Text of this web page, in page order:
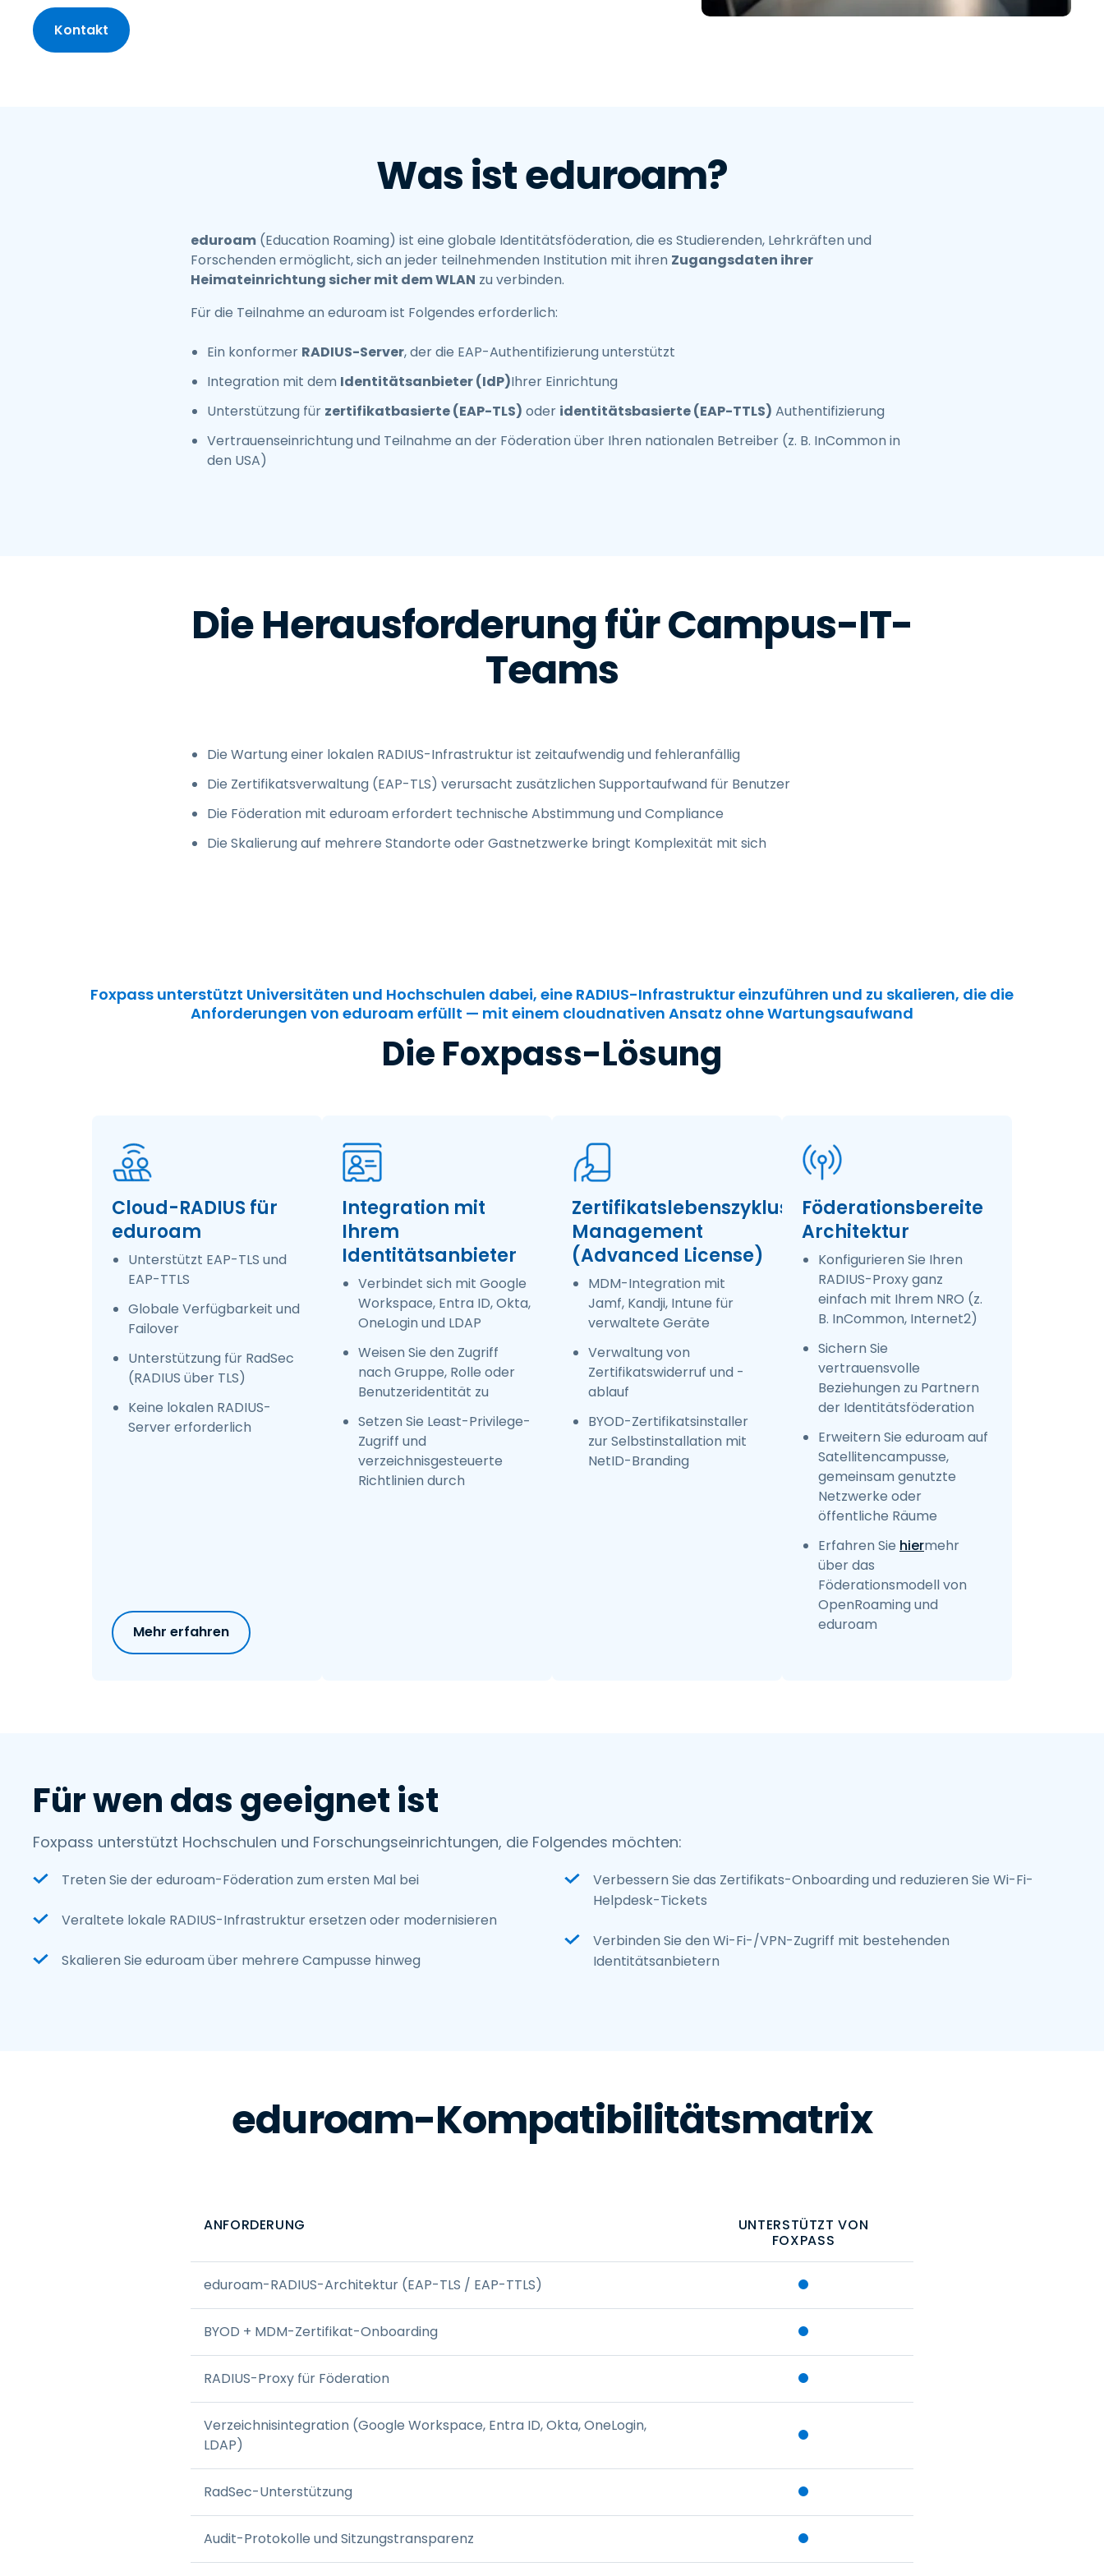
Kontakt
Was ist eduroam?
eduroam (Education Roaming) ist eine globale Identitätsföderation, die es Studierenden, Lehrkräften und
Forschenden ermöglicht, sich an jeder teilnehmenden Institution mit ihren Zugangsdaten ihrer
Heimateinrichtung sicher mit dem WLAN zu verbinden.
Für die Teilnahme an eduroam ist Folgendes erforderlich:
Ein konformer RADIUS-Server, der die EAP-Authentifizierung unterstützt
Integration mit dem Identitätsanbieter (IdP)Ihrer Einrichtung
Unterstützung für zertifikatbasierte (EAP-TLS) oder identitätsbasierte (EAP-TTLS) Authentifizierung
Vertrauenseinrichtung und Teilnahme an der Föderation über Ihren nationalen Betreiber (z. B. InCommon in
den USA)
Die Herausforderung für Campus-IT-
Teams
Die Wartung einer lokalen RADIUS-Infrastruktur ist zeitaufwendig und fehleranfällig
Die Zertifikatsverwaltung (EAP-TLS) verursacht zusätzlichen Supportaufwand für Benutzer
Die Föderation mit eduroam erfordert technische Abstimmung und Compliance
Die Skalierung auf mehrere Standorte oder Gastnetzwerke bringt Komplexität mit sich
Foxpass unterstützt Universitäten und Hochschulen dabei, eine RADIUS-Infrastruktur einzuführen und zu skalieren, die die
Anforderungen von eduroam erfüllt — mit einem cloudnativen Ansatz ohne Wartungsaufwand
Die Foxpass-Lösung
Cloud-RADIUS für
eduroam
Unterstützt EAP-TLS und
EAP-TTLS
Globale Verfügbarkeit und
Failover
Unterstützung für RadSec
(RADIUS über TLS)
Keine lokalen RADIUS-
Server erforderlich
Mehr erfahren
Integration mit
Ihrem
Identitätsanbieter
Verbindet sich mit Google
Workspace, Entra ID, Okta,
OneLogin und LDAP
Weisen Sie den Zugriff
nach Gruppe, Rolle oder
Benutzeridentität zu
Setzen Sie Least-Privilege-
Zugriff und
verzeichnisgesteuerte
Richtlinien durch
Zertifikatslebenszyklus-
Management
(Advanced License)
MDM-Integration mit
Jamf, Kandji, Intune für
verwaltete Geräte
Verwaltung von
Zertifikatswiderruf und -
ablauf
BYOD-Zertifikatsinstaller
zur Selbstinstallation mit
NetID-Branding
Föderationsbereite
Architektur
Konfigurieren Sie Ihren
RADIUS-Proxy ganz
einfach mit Ihrem NRO (z.
B. InCommon, Internet2)
Sichern Sie
vertrauensvolle
Beziehungen zu Partnern
der Identitätsföderation
Erweitern Sie eduroam auf
Satellitencampusse,
gemeinsam genutzte
Netzwerke oder
öffentliche Räume
Erfahren Sie hiermehr
über das
Föderationsmodell von
OpenRoaming und
eduroam
Für wen das geeignet ist
Foxpass unterstützt Hochschulen und Forschungseinrichtungen, die Folgendes möchten:
Treten Sie der eduroam-Föderation zum ersten Mal bei
Veraltete lokale RADIUS-Infrastruktur ersetzen oder modernisieren
Skalieren Sie eduroam über mehrere Campusse hinweg
Verbessern Sie das Zertifikats-Onboarding und reduzieren Sie Wi-Fi-
Helpdesk-Tickets
Verbinden Sie den Wi-Fi-/VPN-Zugriff mit bestehenden
Identitätsanbietern
eduroam-Kompatibilitätsmatrix
ANFORDERUNG
UNTERSTÜTZT VON
FOXPASS
eduroam-RADIUS-Architektur (EAP-TLS / EAP-TTLS)
BYOD + MDM-Zertifikat-Onboarding
RADIUS-Proxy für Föderation
Verzeichnisintegration (Google Workspace, Entra ID, Okta, OneLogin,
LDAP)
RadSec-Unterstützung
Audit-Protokolle und Sitzungstransparenz